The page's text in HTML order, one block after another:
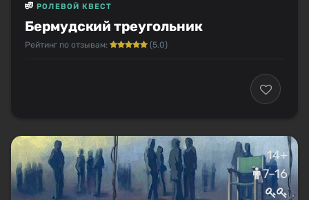
Бермудский треугольник
РОЛЕВОЙ КВЕСТ
Рейтинг по отзывам: (5.0)
14+
7–16